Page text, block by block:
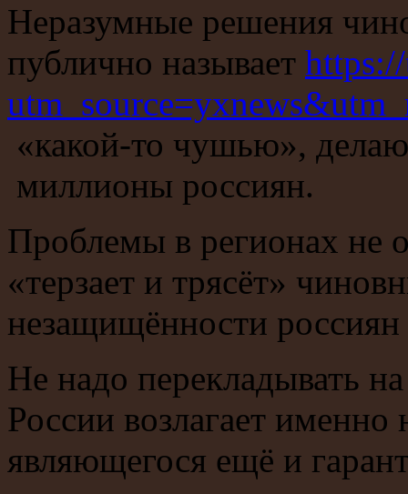
Неразумные решения
публично называет
«какой-то чушью»,
миллионы россиян.
Проблемы в регионах не
«терзает и трясёт»
незащищённости россиян
Не надо перекладывать
России возлагает
являющегося ещё и